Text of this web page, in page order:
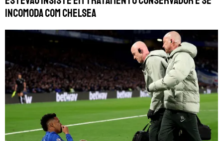
incomoda com Chelsea